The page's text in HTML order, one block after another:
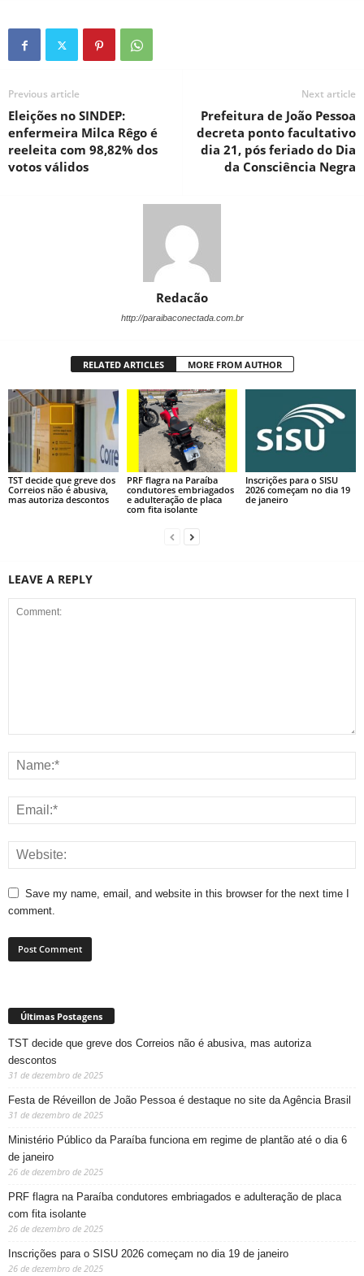
Previous article
Eleições no SINDEP:
enfermeira Milca Rêgo é
reeleita com 98,82% dos
votos válidos
Next article
Prefeitura de João Pessoa
decreta ponto facultativo
dia 21, pós feriado do Dia
da Consciência Negra
Redacão
http://paraibaconectada.com.br
RELATED ARTICLES MORE FROM AUTHOR
TST decide que greve dos
Correios não é abusiva,
mas autoriza descontos
PRF flagra na Paraíba
condutores embriagados
e adulteração de placa
com fita isolante
Inscrições para o SISU
2026 começam no dia 19
de janeiro
LEAVE A REPLY
Save my name, email, and website in this browser for the next time I
comment.
Últimas Postagens
TST decide que greve dos Correios não é abusiva, mas autoriza
descontos
31 de dezembro de 2025
Festa de Réveillon de João Pessoa é destaque no site da Agência Brasil
31 de dezembro de 2025
Ministério Público da Paraíba funciona em regime de plantão até o dia 6
de janeiro
26 de dezembro de 2025
PRF flagra na Paraíba condutores embriagados e adulteração de placa
com fita isolante
26 de dezembro de 2025
Inscrições para o SISU 2026 começam no dia 19 de janeiro
26 de dezembro de 2025